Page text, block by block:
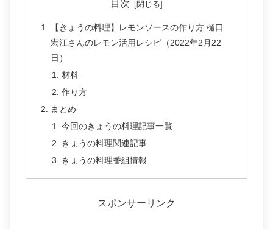
目次
【きょうの料理】レモンソースの作り方 樋口
宏江さんのレモン活用レシピ（2022年2月22
日）
材料
作り方
まとめ
今回のきょうの料理記事一覧
きょうの料理関連記事
きょうの料理番組情報
スポンサーリンク